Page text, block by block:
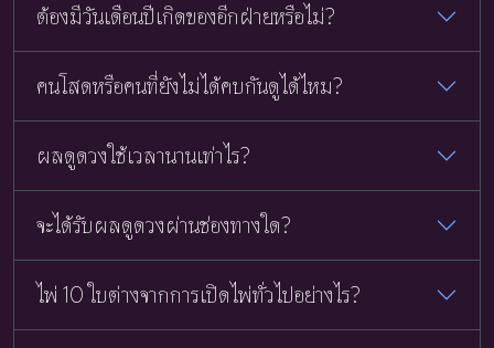
ต้องมีวันเดือนปีเกิดของอีกฝ่ายหรือไม่?
คนโสดหรือคนที่ยังไม่ได้คบกันดูได้ไหม?
ผลดูดวงใช้เวลานานเท่าไร?
จะได้รับผลดูดวงผ่านช่องทางใด?
ไพ่ 10 ใบต่างจากการเปิดไพ่ทั่วไปอย่างไร?